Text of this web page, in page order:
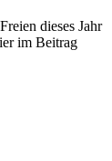
dieses Jahr
im Beitrag